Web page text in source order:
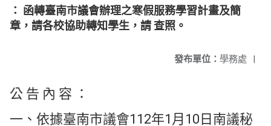
： 函轉臺南市議會辦理之寒假服務學習計畫及簡
章，請各校協助轉知學生，請 查照。
發布單位： 學務處 |
公 告 內 容 ：
一、依據臺南市議會112年1月10日南議秘